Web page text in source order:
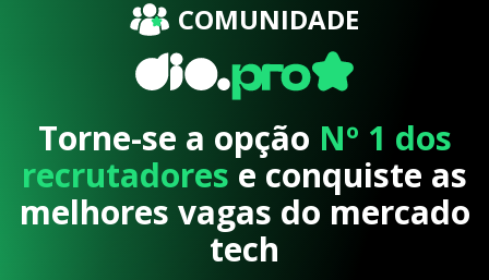
COMUNIDADE
Torne-se a opção Nº 1 dos
recrutadores e conquiste as
melhores vagas do mercado
tech